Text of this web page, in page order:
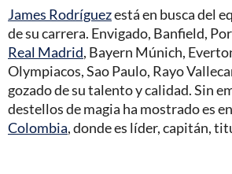
James Rodríguezestá en busca del
de su carrera. Envigado, Banfield,
Real Madrid, Bayern Múnich,
Olympiacos, Sao Paulo, Rayo
gozado de su talento y calidad. Sin
destellos de magia ha mostrado es
Colombia, donde es líder, capitán,